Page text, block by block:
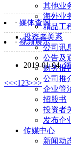
其他业
海外业
精品工
投资者关系
公司讯
公告及
财务报
公司推
企业管
招股书
投资者
发布企
传媒中心
新闻动
· 媒体查询
· 视频展示
2019-01-04
<<<1 23>>>